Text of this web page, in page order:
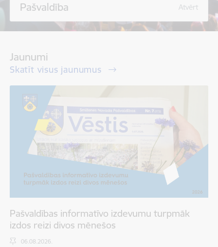
Pašvaldība Atvērt
Jaunumi
Skatīt visus jaunumus
Pašvaldības informatīvo izdevumu turpmāk
izdos reizi divos mēnešos
06.08.2026.